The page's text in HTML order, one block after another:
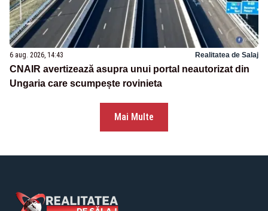
6 aug. 2026, 14:43 Realitatea de Salaj
CNAIR avertizează asupra unui portal neautorizat din
Ungaria care scumpește rovinieta
Mai Multe